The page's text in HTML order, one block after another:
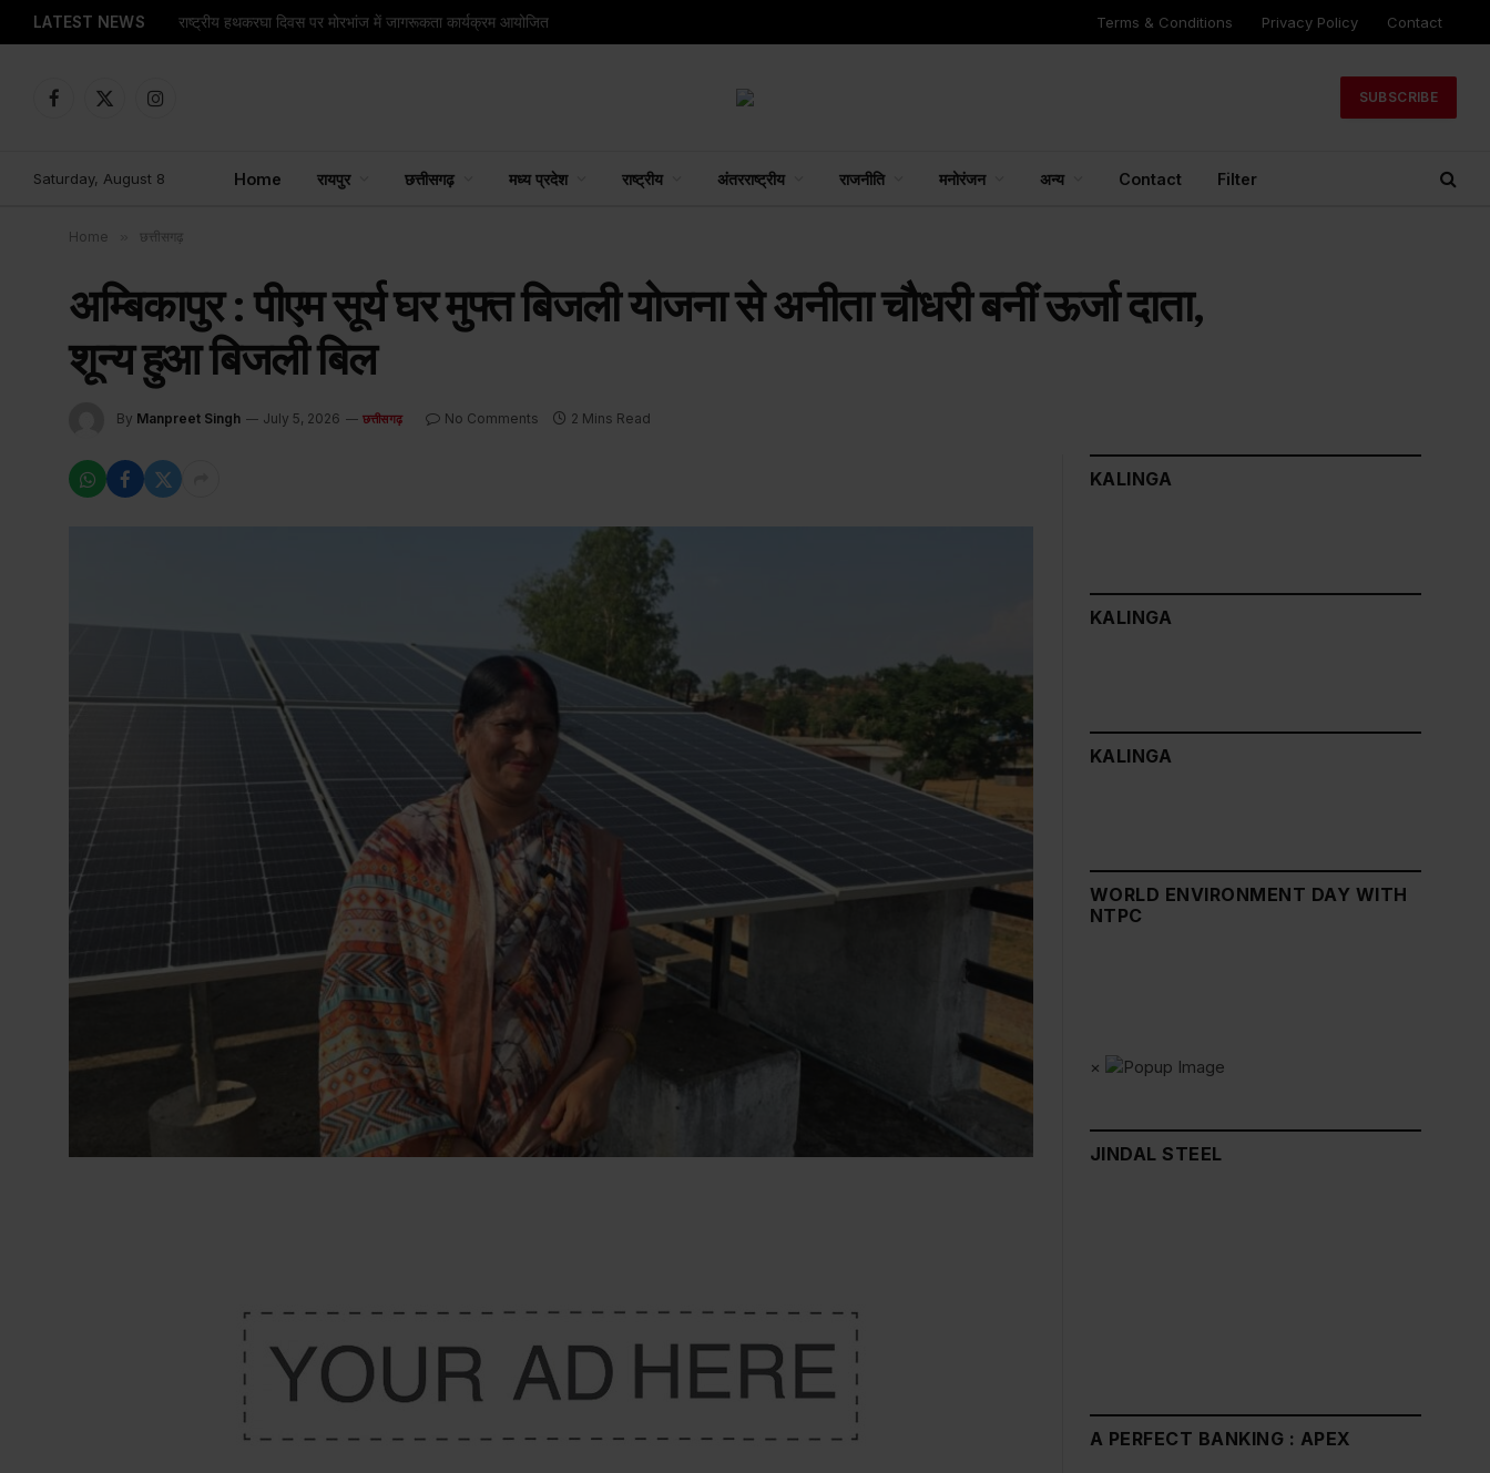
LATEST NEWS राष्ट्रीय हथकरघा दिवस पर मोरभांज में जागरूकता कार्यक्रम आयोजित Terms & Conditions Privacy Policy Contact
Facebook
X
Instagram
SUBSCRIBE
Saturday, August 8 Home रायपुर छत्तीसगढ़ मध्य प्रदेश राष्ट्रीय अंतरराष्ट्रीय राजनीति मनोरंजन अन्य Contact Filter
Home छत्तीसगढ़
अम्बिकापुर : पीएम सूर्य घर मुफ्त बिजली योजना से अनीता चौधरी बनीं ऊर्जा दाता,
शून्य हुआ बिजली बिल
By Manpreet Singh July 5, 2026 छत्तीसगढ़ No Comments 2 Mins Read
KALINGA
KALINGA
KALINGA
WORLD ENVIRONMENT DAY WITH
NTPC
×
JINDAL STEEL
A PERFECT BANKING : APEX